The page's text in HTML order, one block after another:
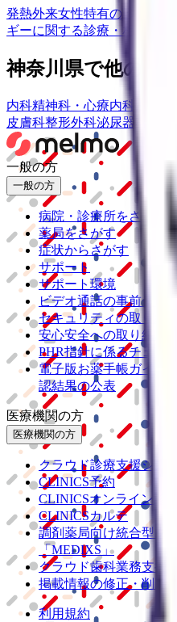
発熱外来女性特有の診療・相
ギーに関する診療・相談
神奈川県で他の診
内科精神科・心療内科
皮膚科整形外科泌尿器科 脳
一般の方
一般の方
病院・診療所をさがす
薬局をさがす
症状からさがす
サポート
サポート環境
ビデオ通話の事前テスト
セキュリティの取り組み
安心安全への取り組み
PHR指針に係るチェッ
電子版お薬手帳ガイド
認結果の公表
医療機関の方
医療機関の方
クラウド診療支援システ
CLINICS予約
CLINICSオンライン診療
CLINICSカルテ
調剤薬局向け統合型ク
「MEDIXS」
クラウド歯科業務支援
掲載情報の修正・削除
利用規約